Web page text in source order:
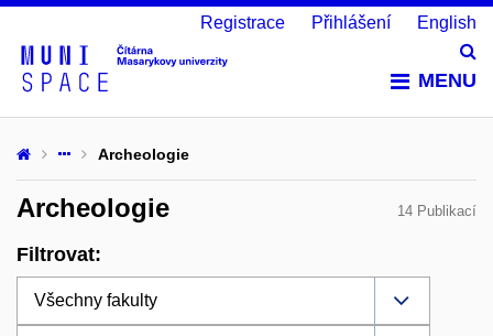
MENU
Registrace Přihlášení English
Archeologie
14 Publikací
Archeologie
Filtrovat: